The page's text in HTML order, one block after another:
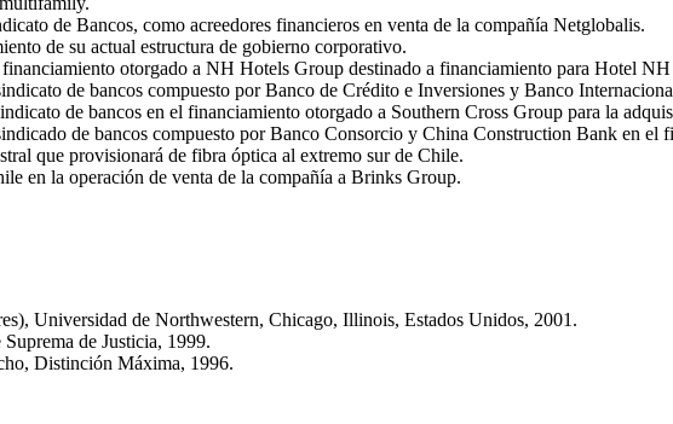
de Bancos, como acreedores financieros en venta de la compañía Netglobalis.
de su actual estructura de gobierno corporativo.
otorgado a NH Hotels Group destinado a financiamiento para Hotel
de bancos compuesto por Banco de Crédito e Inversiones y Banco
de bancos en el financiamiento otorgado a Southern Cross Group para la
de bancos compuesto por Banco Consorcio y China Construction Bank en
que provisionará de fibra óptica al extremo sur de Chile.
en la operación de venta de la compañía a Brinks Group.
Universidad de Northwestern, Chicago, Illinois, Estados Unidos, 2001.
de Justicia, 1999.
Distinción Máxima, 1996.